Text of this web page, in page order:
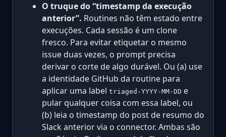
O truque do “timestamp da execução
anterior”. Routines não têm estado entre
execuções. Cada sessão é um clone
fresco. Para evitar etiquetar o mesmo
issue duas vezes, o prompt precisa
derivar o corte de algo durável. Ou (a) use
a identidade GitHub da routine para
aplicar uma label triaged-YYYY-MM-DD e
pular qualquer coisa com essa label, ou
(b) leia o timestamp do post de resumo do
Slack anterior via o connector. Ambas são